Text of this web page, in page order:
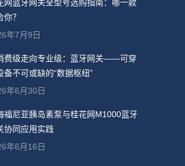
网蓝牙网关全型号选购指南：哪一款
你？
年7月9日
费级走向专业级：蓝牙网关——可穿
备不可或缺的“数据枢纽”
年6月30日
福尼亚胰岛素泵与桂花网M1000蓝牙
协同应用实践
年6月16日